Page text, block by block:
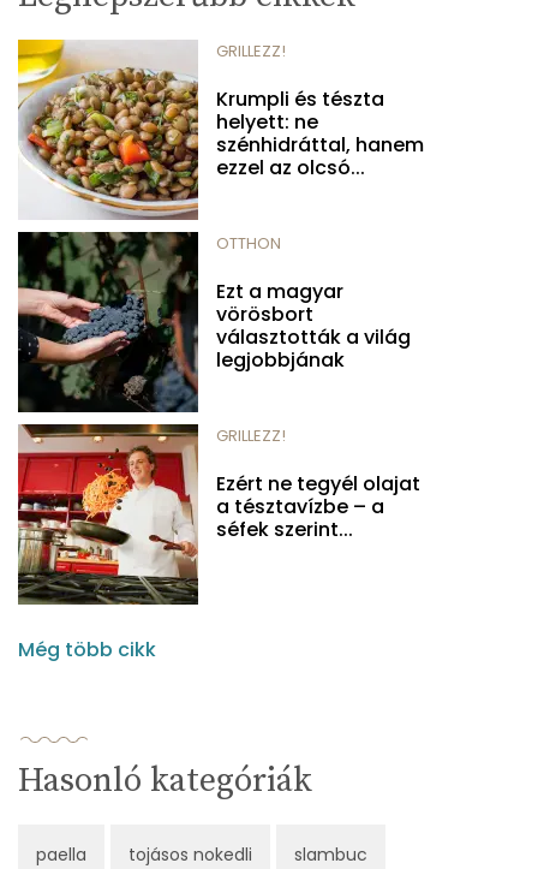
GRILLEZZ!
Krumpli és tészta
helyett: ne
szénhidráttal, hanem
ezzel az olcsó...
OTTHON
Ezt a magyar
vörösbort
választották a világ
legjobbjának
GRILLEZZ!
Ezért ne tegyél olajat
a tésztavízbe – a
séfek szerint...
Még több cikk
Hasonló kategóriák
paella tojásos nokedli slambuc